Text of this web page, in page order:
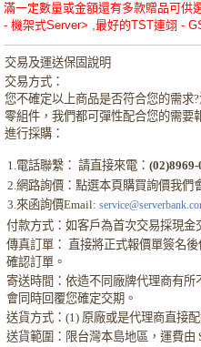
滿一定數量或金額還有多款贈品可供
- 機架式Server> ,最好的TST連翊 -
交易及運送保固說明
交易方式：
您不確定以上商品是否符合您的需求
零組件，我們都可彈性配合您的需要
進行採購：
1.電話聯繫： 請直接來電：(02)8969-
2.網路詢價：點選本頁購買詢價我們
3.來函詢價Email:
付款方式：如客戶為首次交易採現金
傳真訂單： 直接將正式報價單簽名
確認訂單。
寄送時間：依造不同廠牌代理商有
會同時回覆您確定交期。
送貨方式：(1) 原廠或是代理商直接
送貨範圍：限台灣本島地區，運費由